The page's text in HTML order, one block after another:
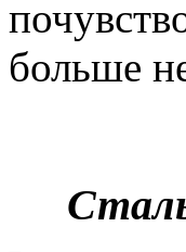
больше